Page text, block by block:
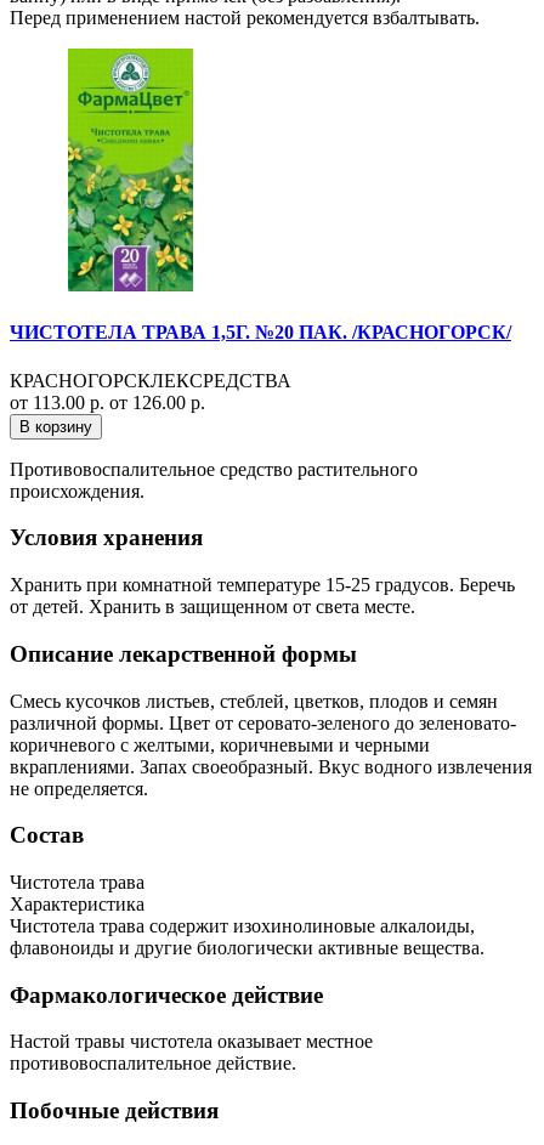
Перед применением настой рекомендуется взбалтывать.
ЧИСТОТЕЛА ТРАВА 1,5Г. №20 ПАК. /КРАСНОГОРСК/
КРАСНОГОРСКЛЕКСРЕДСТВА
от 113.00 р. от 126.00 р.
В корзину
Противовоспалительное средство растительного
происхождения.
Условия хранения
Хранить при комнатной температуре 15-25 градусов. Беречь
от детей. Хранить в защищенном от света месте.
Описание лекарственной формы
Смесь кусочков листьев, стеблей, цветков, плодов и семян
различной формы. Цвет от серовато-зеленого до зеленовато-
коричневого с желтыми, коричневыми и черными
вкраплениями. Запах своеобразный. Вкус водного извлечения
не определяется.
Состав
Чистотела трава
Характеристика
Чистотела трава содержит изохинолиновые алкалоиды,
флавоноиды и другие биологически активные вещества.
Фармакологическое действие
Настой травы чистотела оказывает местное
противовоспалительное действие.
Побочные действия